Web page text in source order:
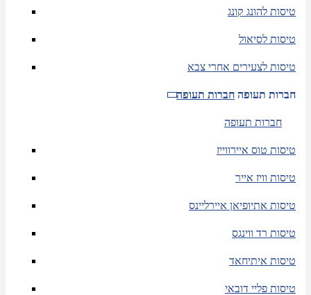
טיסות להונג קונג
טיסות לסיאול
טיסות לצעירים אחרי צבא
חברות תעופה חברות תעופה
חברות תעופה
טיסות טוס איירווייז
טיסות וויז אייר
טיסות אתיופיאן איירליינס
טיסות רד ווינגס
טיסות איתיחאד
טיסות פליי דובאי